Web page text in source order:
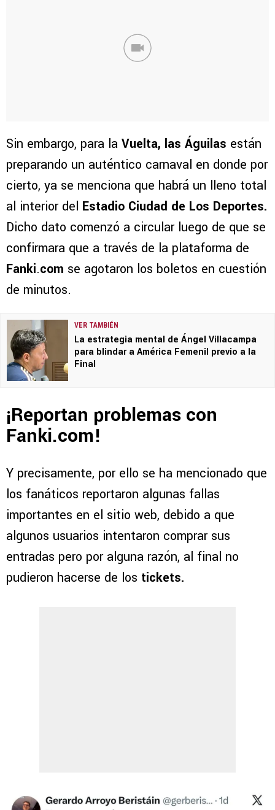
Sin embargo, para la Vuelta, las Águilas están
preparando un auténtico carnaval en donde por
cierto, ya se menciona que habrá un lleno total
al interior del Estadio Ciudad de Los Deportes.
Dicho dato comenzó a circular luego de que se
confirmara que a través de la plataforma de
Fanki.com se agotaron los boletos en cuestión
de minutos.
VER TAMBIÉN
La estrategia mental de Ángel Villacampa
para blindar a América Femenil previo a la
Final
¡Reportan problemas con
Fanki.com!
Y precisamente, por ello se ha mencionado que
los fanáticos reportaron algunas fallas
importantes en el sitio web, debido a que
algunos usuarios intentaron comprar sus
entradas pero por alguna razón, al final no
pudieron hacerse de los tickets.